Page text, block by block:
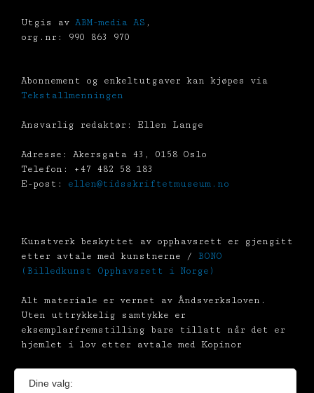
Utgis av ABM-media AS ,
org.nr: 990 863 970
Abonnement og enkeltutgaver kan kjøpes via
Tekstallmenningen
Ansvarlig redaktør: Ellen Lange
Adresse: Akersgata 43, 0158 Oslo
Telefon: +47 482 58 183
E-post: ellen@tidsskriftetmuseum.no
Kunstverk beskyttet av opphavsrett er gjengitt
etter avtale med kunstnerne / BONO
(Billedkunst Opphavsrett i Norge)
Alt materiale er vernet av Åndsverksloven.
Uten uttrykkelig samtykke er
eksemplarfremstilling bare tillatt når det er
hjemlet i lov etter avtale med Kopinor
Dine valg: